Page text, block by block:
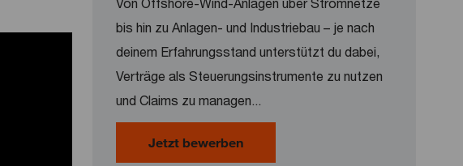
Von Offshore-Wind-Anlagen über Stromnetze
bis hin zu Anlagen- und Industriebau – je nach
deinem Erfahrungsstand unterstützt du dabei,
Verträge als Steuerungsinstrumente zu nutzen
und Claims zu managen...
Jetzt bewerbenContract und Claim Management